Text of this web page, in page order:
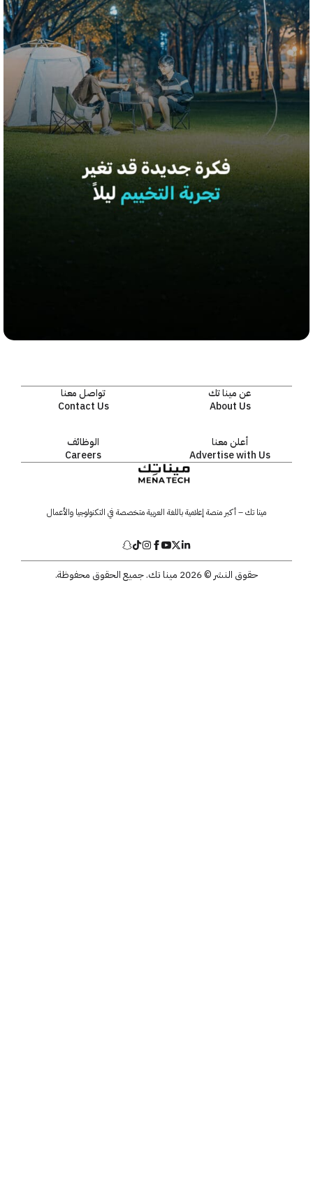
عن مينا تك
About Us
تواصل معنا
Contact Us
أعلن معنا
Advertise with Us
الوظائف
Careers
مينا تك – أكبر منصة إعلامية باللغة العربية متخصصة في التكنولوجيا والأعمال
حقوق النشر © 2026 مينا تك. جميع الحقوق محفوظة.